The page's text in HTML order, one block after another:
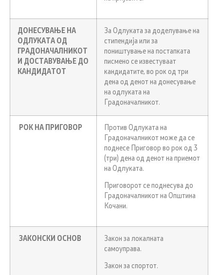
ДОНЕСУВАЊЕ НА
ОДЛУКАТА ОД
ГРАДОНАЧАЛНИКОТ
И ДОСТАВУВАЊЕ ДО
КАНДИДАТОТ
За Одлуката за доделување на
стипендија или за
поништување на постапката
писмено се известуваат
кандидатите, во рок од три
дена од денот на донесување
на одлуката на
Градоначалникот.
РОК НА ПРИГОВОР
Против Одлуката на
Градоначалникот може да се
поднесе Приговор во рок од 3
(три) дена од денот на приемот
на Одлуката.
Приговорот се поднесува до
Градоначалникот на Општина
Кочани.
ЗАКОНСКИ ОСНОВ
Закон за локалната
самоуправа.
Закон за спортот.